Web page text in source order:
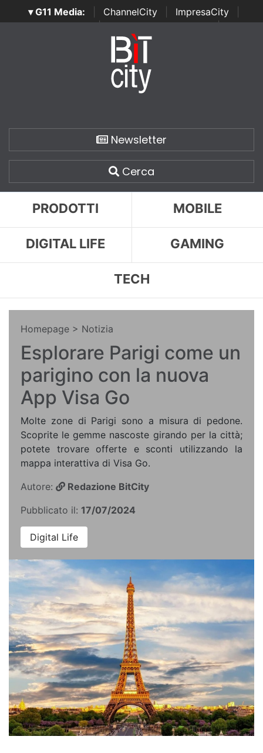
▾ G11 Media: ChannelCity ImpresaCity
SecurityOpenLab | Italian Channel Awards | Italian
Italian Security Awards
Newsletter
Cerca
PRODOTTI MOBILE
DIGITAL LIFE GAMING
TECH
Homepage > Notizia
Esplorare Parigi come un
parigino con la nuova
App Visa Go
Molte zone di Parigi sono a misura di pedone.
Scoprite le gemme nascoste girando per la città;
potete trovare offerte e sconti utilizzando la
mappa interattiva di Visa Go.
Autore:
Redazione BitCity
Pubblicato il: 17/07/2024
Digital Life